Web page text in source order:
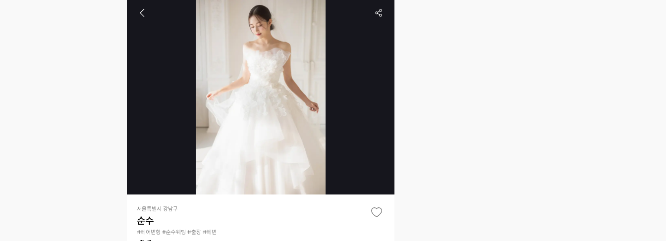
서울특별시 강남구
순수
#헤어변형 #순수웨딩 #출장 #헤변